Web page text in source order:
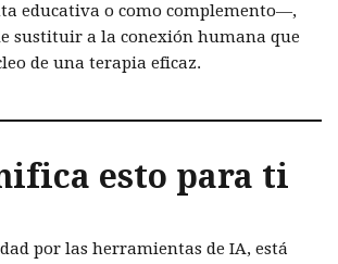
educativa o como complemento—,
sustituir a la conexión humana que
de una terapia eficaz.
esto para ti
por las herramientas de IA, está